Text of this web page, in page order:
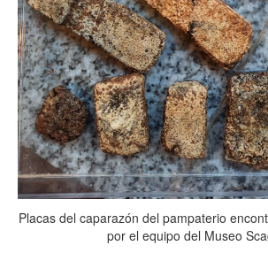
Placas del caparazón del pampaterio
por el equipo del Museo